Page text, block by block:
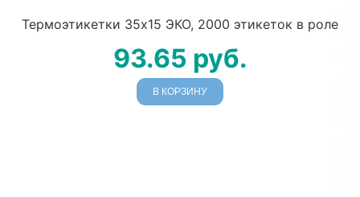
Термоэтикетки 35х15 ЭКО, 2000 этикеток в роле
93.65 руб.
В КОРЗИНУ